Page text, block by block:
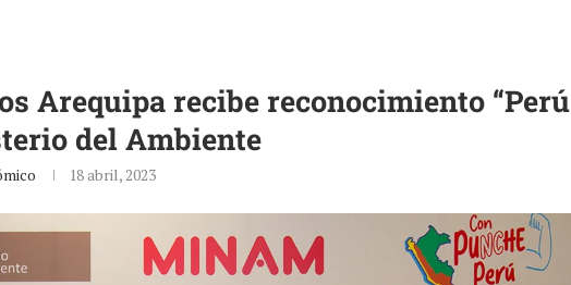
Arequipa recibe reconocimiento “Perú
del Ambiente
18 abril, 2023